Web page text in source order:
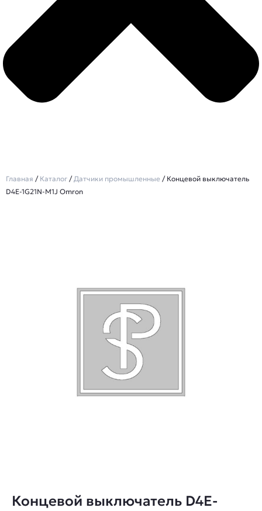
Главная / Каталог /Датчики промышленные / Концевой выключатель
D4E-1G21N-M1J Omron
Концевой выключатель D4E-